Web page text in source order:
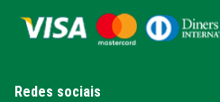
Redes sociais